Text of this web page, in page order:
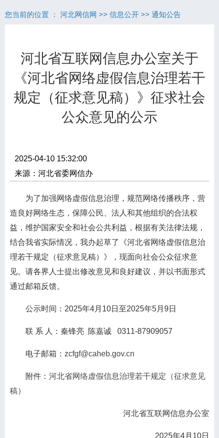
您当前的位置 ： 河北网信网 >> 信息公开 >> 通知公告
河北省互联网信息办公室关于
《河北省网络虚假信息治理若干
规定（征求意见稿）》征求社会
公众意见的公示
2025-04-10 15:32:00
来源：河北省委网信办
为了加强网络虚假信息治理，规范网络传播秩序，营
造良好网络生态，保障公民、法人和其他组织的合法权
益，维护国家安全和社会公共利益，根据有关法律法规，
结合我省实际情况，我办起草了《河北省网络虚假信息治
理若干规定（征求意见稿）》，现面向社会公众征求意
见。请各界人士提出修改意见和良好建议，并以书面形式
通过邮箱反馈。
公示时间：2025年4月10日至2025年5月9日
联 系 人：秦锋亮 陈嘉诚 0311-87909057
电子邮箱： zcfgf@caheb.gov.cn
附件： 河北省网络虚假信息治理若干规定（征求意见
稿）
河北省互联网信息办公室
2025年4月10日